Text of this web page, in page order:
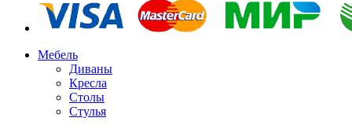
Мебель
Диваны
Кресла
Столы
Стулья